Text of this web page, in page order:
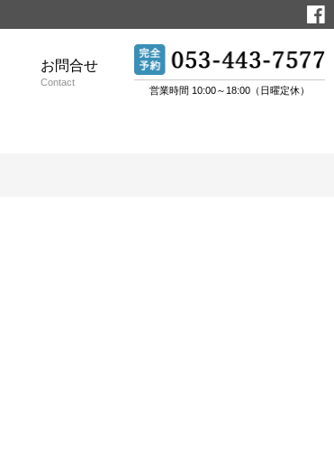
お問合せ
Contact
営業時間 10:00～18:00（日曜定休）